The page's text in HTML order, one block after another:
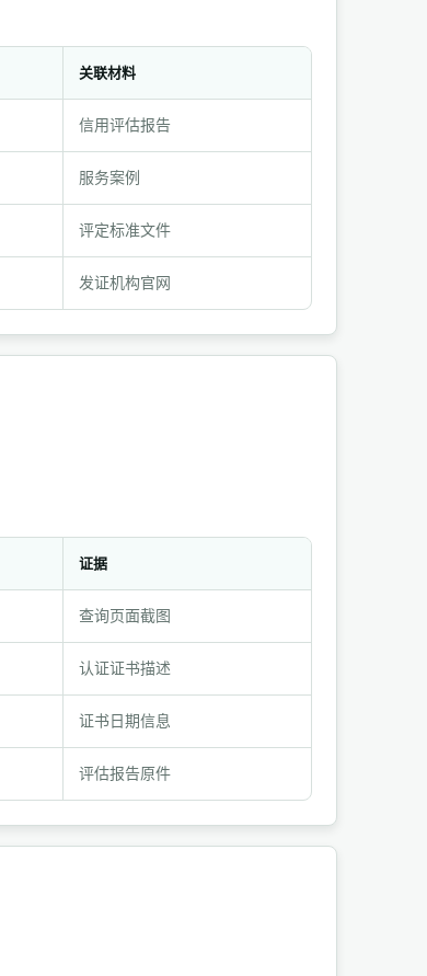
关联材料
信用评估报告
服务案例
评定标准文件
发证机构官网
证据
查询页面截图
认证证书描述
证书日期信息
评估报告原件